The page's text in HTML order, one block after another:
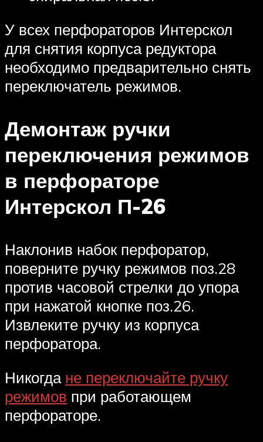
У всех перфораторов Интерскол
для снятия корпуса редуктора
необходимо предварительно снять
переключатель режимов.
Демонтаж ручки
переключения режимов
в перфораторе
Интерскол П-26
Наклонив набок перфоратор,
поверните ручку режимов поз.28
против часовой стрелки до упора
при нажатой кнопке поз.26.
Извлеките ручку из корпуса
перфоратора.
Никогда не переключайте ручку
режимов при работающем
перфораторе.